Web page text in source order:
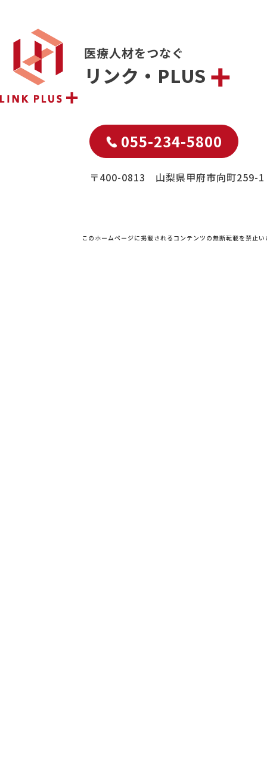
医療人材をつなぐ
リンク・PLUS
055-234-5800
〒400-0813 山梨県甲府市向町259-1
このホームページに掲載されるコンテンツの無断転載を禁止い